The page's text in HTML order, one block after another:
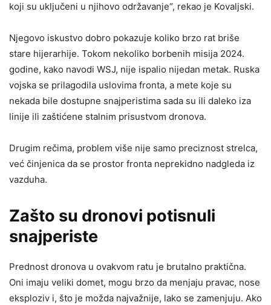
koji su uključeni u njihovo održavanje“, rekao je Kovaljski.
Njegovo iskustvo dobro pokazuje koliko brzo rat briše
stare hijerarhije. Tokom nekoliko borbenih misija 2024.
godine, kako navodi WSJ, nije ispalio nijedan metak. Ruska
vojska se prilagodila uslovima fronta, a mete koje su
nekada bile dostupne snajperistima sada su ili daleko iza
linije ili zaštićene stalnim prisustvom dronova.
Drugim rečima, problem više nije samo preciznost strelca,
već činjenica da se prostor fronta neprekidno nadgleda iz
vazduha.
Zašto su dronovi potisnuli
snajperiste
Prednost dronova u ovakvom ratu je brutalno praktična.
Oni imaju veliki domet, mogu brzo da menjaju pravac, nose
eksploziv i, što je možda najvažnije, lako se zamenjuju. Ako